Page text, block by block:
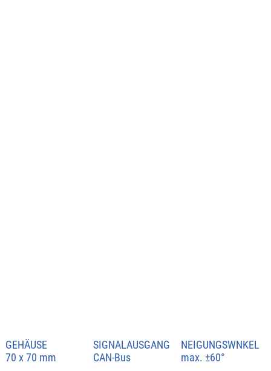
SIGNALAUSGANG
CAN-Bus
GEHÄUSE
70 x 70 mm
NEIGUNGSWNKEL
max. ±60°